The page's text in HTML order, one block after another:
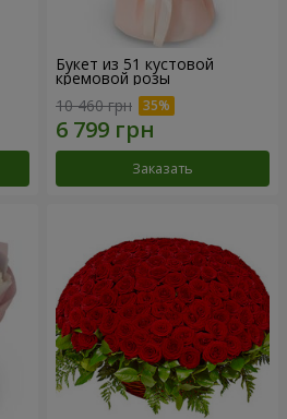
Букет из 51 кустовой
кремовой розы
10 460 грн
Заказать